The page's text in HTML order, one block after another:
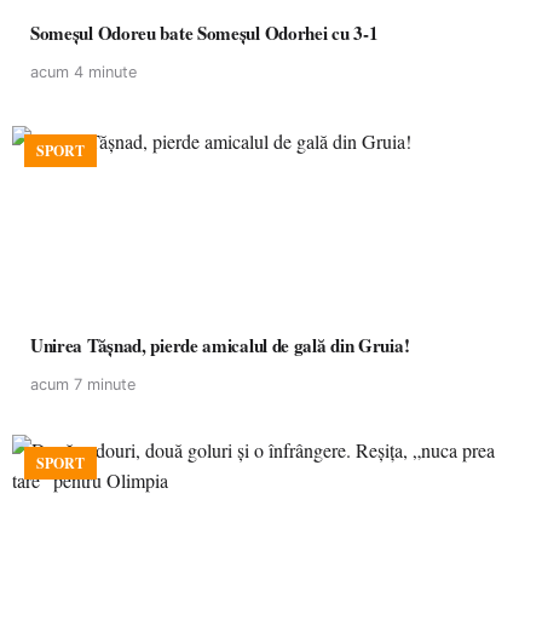
Someșul Odoreu bate Someșul Odorhei cu 3-1
acum 4 minute
SPORT
Unirea Tășnad, pierde amicalul de gală din Gruia!
acum 7 minute
SPORT